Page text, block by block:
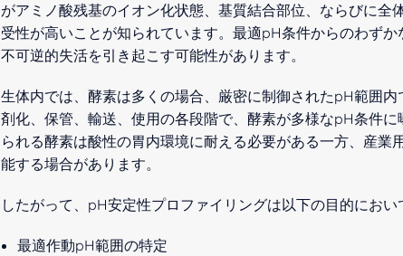
がアミノ酸残基のイオン化状態、基質結合部位、ならびに
受性が高いことが知られています。最適pH条件からのわず
不可逆的失活を引き起こす可能性があります。
生体内では、酵素は多くの場合、厳密に制御されたpH範囲
剤化、保管、輸送、使用の各段階で、酵素が多様なpH条件
られる酵素は酸性の胃内環境に耐える必要がある一方、産
能する場合があります。
したがって、pH安定性プロファイリングは以下の目的におい
最適作動pH範囲の特定